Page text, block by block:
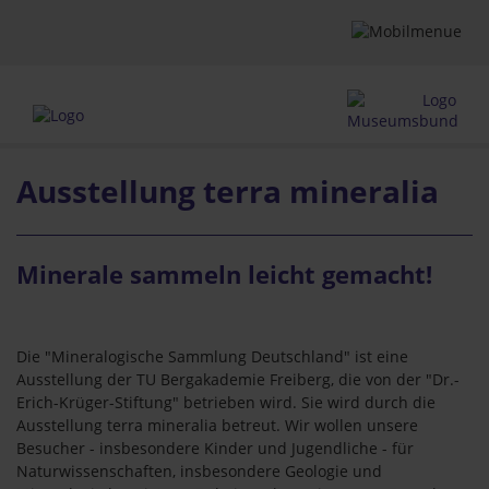
Ausstellung terra mineralia
Minerale sammeln leicht gemacht!
Die "Mineralogische Sammlung Deutschland" ist eine
Ausstellung der TU Bergakademie Freiberg, die von der "Dr.-
Erich-Krüger-Stiftung" betrieben wird. Sie wird durch die
Ausstellung terra mineralia betreut. Wir wollen unsere
Besucher - insbesondere Kinder und Jugendliche - für
Naturwissenschaften, insbesondere Geologie und